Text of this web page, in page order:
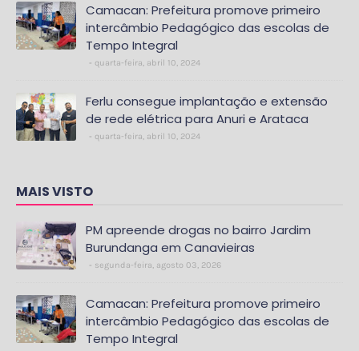
Camacan: Prefeitura promove primeiro
intercâmbio Pedagógico das escolas de
Tempo Integral
quarta-feira, abril 10, 2024
Ferlu consegue implantação e extensão
de rede elétrica para Anuri e Arataca
quarta-feira, abril 10, 2024
MAIS VISTO
PM apreende drogas no bairro Jardim
Burundanga em Canavieiras
segunda-feira, agosto 03, 2026
Camacan: Prefeitura promove primeiro
intercâmbio Pedagógico das escolas de
Tempo Integral